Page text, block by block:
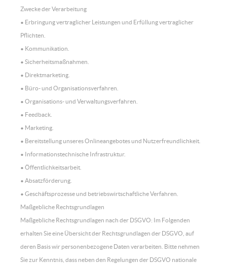
Zwecke der Verarbeitung
• Erbringung vertraglicher Leistungen und Erfüllung vertraglicher
Pflichten.
• Kommunikation.
• Sicherheitsmaßnahmen.
• Direktmarketing.
• Büro- und Organisationsverfahren.
• Organisations- und Verwaltungsverfahren.
• Feedback.
• Marketing.
• Bereitstellung unseres Onlineangebotes und Nutzerfreundlichkeit.
• Informationstechnische Infrastruktur.
• Öffentlichkeitsarbeit.
• Absatzförderung.
• Geschäftsprozesse und betriebswirtschaftliche Verfahren.
Maßgebliche Rechtsgrundlagen
Maßgebliche Rechtsgrundlagen nach der DSGVO: Im Folgenden
erhalten Sie eine Übersicht der Rechtsgrundlagen der DSGVO, auf
deren Basis wir personenbezogene Daten verarbeiten. Bitte nehmen
Sie zur Kenntnis, dass neben den Regelungen der DSGVO nationale